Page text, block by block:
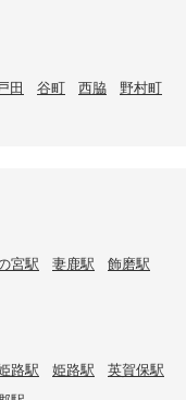
田 谷町 西脇
野村町
宮駅 妻鹿駅
飾磨駅
路駅 姫路駅
英賀保駅